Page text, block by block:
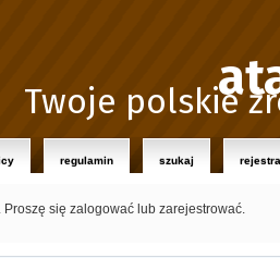
Twoje polskie
regulamin szukaj
Proszę się zalogować lub zarejestrować.